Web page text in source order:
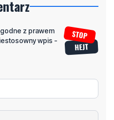
wpis -